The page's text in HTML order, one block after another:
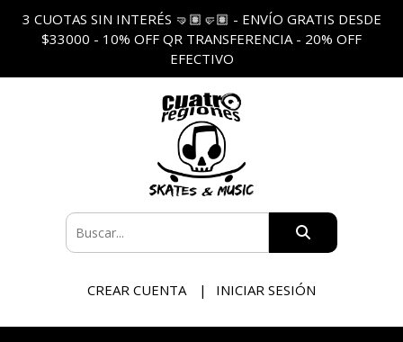
3 CUOTAS SIN INTERÉS 🤜🏽🤛🏽 - ENVÍO GRATIS DESDE
$33000 - 10% OFF QR TRANSFERENCIA - 20% OFF
EFECTIVO
CREAR CUENTA INICIAR SESIÓN